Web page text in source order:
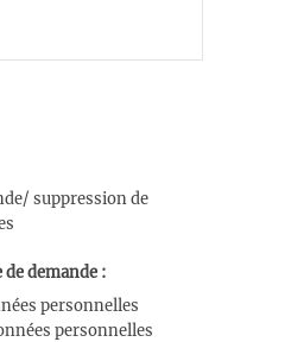
suppression de
demande :
personnelles
personnelles